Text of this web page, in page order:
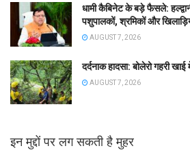
धामी कैबिनेट के बड़े फैसले:
पशुपालकों, श्रमिकों और
AUGUST 7, 2026
दर्दनाक हादसा: बोलेरो गहरी
AUGUST 7, 2026
इन मुद्दों पर लग सकती है मुहर